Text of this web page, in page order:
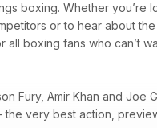
boxing. Whether you’re
or to hear about
all boxing fans who can’t
Fury, Amir Khan and Joe
very best action,